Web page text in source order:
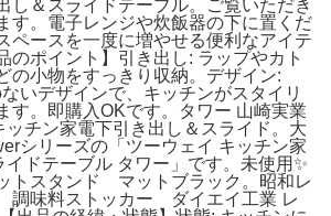
し＆スライドテーブル。ご覧いただき
す。電子レンジや炊飯器の下に置くだ
ペースを一度に増やせる便利なアイテ
のポイント】引き出し: ラップやカト
の小物をすっきり収納。デザイン:
いデザインで、キッチンがスタイリ
す。即購入OKです。タワー 山崎実業
ッチン家電下引き出し＆スライド。大
シリーズの「ツーウェイ キッチン家
ドテーブル タワー」です。未使用✨
トスタンド マットブラック。昭和レ
味料ストッカー ダイエイ工業 レ